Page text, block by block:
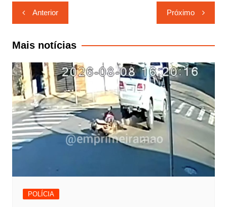
Navegação
de
Post
Anterior Próximo
Mais notícias
POLÍCIA